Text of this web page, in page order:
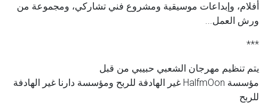
أفلام، وإبداعات موسيقية ومشروع فني تشاركي، ومجموعة من
ورش العمل...
***
يتم تنظيم مهرجان الشعبي حبيبي من قبل
مؤسسة HalfmOon غير الهادفة للربح ومؤسسة دارنا غير الهادفة
للربح